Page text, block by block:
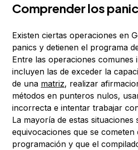
Comprender los
Existen ciertas operaciones en
panics y detienen el programa
Entre las operaciones comunes
incluyen las de exceder la
de una matriz, realizar
métodos en punteros nulos,
incorrecta e intentar trabajar
La mayoría de estas situaciones
equivocaciones que se cometen
programación y que el